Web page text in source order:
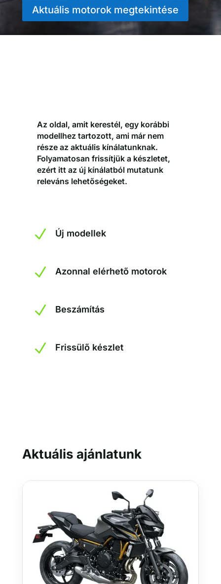
Aktuális motorok megtekintése
Az oldal, amit kerestél, egy korábbi
modellhez tartozott, ami már nem
része az aktuális kínálatunknak.
Folyamatosan frissítjük a készletet,
ezért itt az új kínálatból mutatunk
releváns lehetőségeket.
N Új modellek
N Azonnal elérhető motorok
N Beszámítás
N Frissülő készlet
Aktuális ajánlatunk